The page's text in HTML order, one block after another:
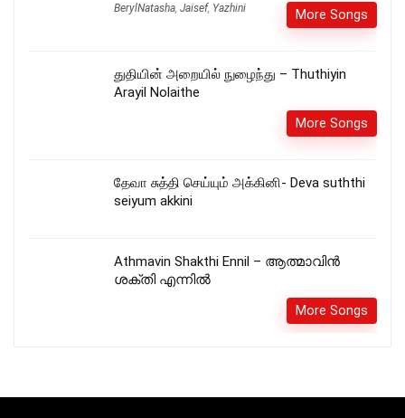
BerylNatasha, Jaisef, Yazhini More Songs
துதியின் அறையில் நுழைந்து – Thuthiyin
Arayil Nolaithe
More Songs
தேவா சுத்தி செய்யும் அக்கினி- Deva suththi
seiyum akkini
Athmavin Shakthi Ennil – ആത്മാവിൻ
ശക്തി എന്നിൽ
More Songs